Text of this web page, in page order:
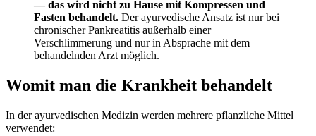
— das wird nicht zu Hause mit Kompressen und
Fasten behandelt. Der ayurvedische Ansatz ist nur bei
chronischer Pankreatitis außerhalb einer
Verschlimmerung und nur in Absprache mit dem
behandelnden Arzt möglich.
Womit man die Krankheit behandelt
In der ayurvedischen Medizin werden mehrere pflanzliche Mittel
verwendet: